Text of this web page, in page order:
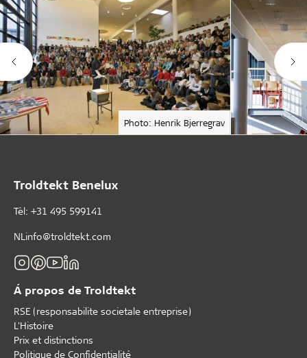
Photo: Henrik Bjerregrav
Troldtekt Benelux
Tèl: +31 495 599141
NLinfo@troldtekt.com
Á propos de Troldtekt
RSE (responsabilite societale entreprise)
L'Histoire
Prix et distinctions
Politique de Confidentialité